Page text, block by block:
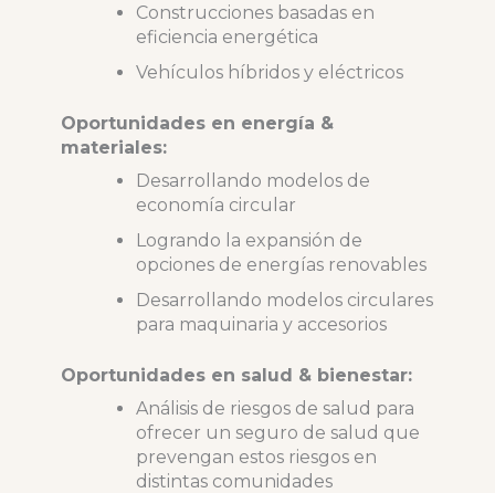
Construcciones basadas en
eficiencia energética
Vehículos híbridos y eléctricos
Oportunidades en energía &
materiales:
Desarrollando modelos de
economía circular
Logrando la expansión de
opciones de energías renovables
Desarrollando modelos circulares
para maquinaria y accesorios
Oportunidades en salud & bienestar:
Análisis de riesgos de salud para
ofrecer un seguro de salud que
prevengan estos riesgos en
distintas comunidades